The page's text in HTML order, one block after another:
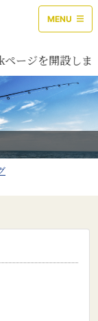
MENU
を開設しまし